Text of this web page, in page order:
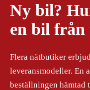
Ny bil?
en bil från
Flera nätbutiker
leveransmodeller. En
beställningen